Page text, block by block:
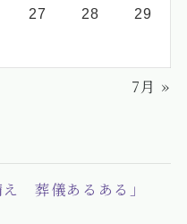
27 28 29
7月 »
葬儀あるある」